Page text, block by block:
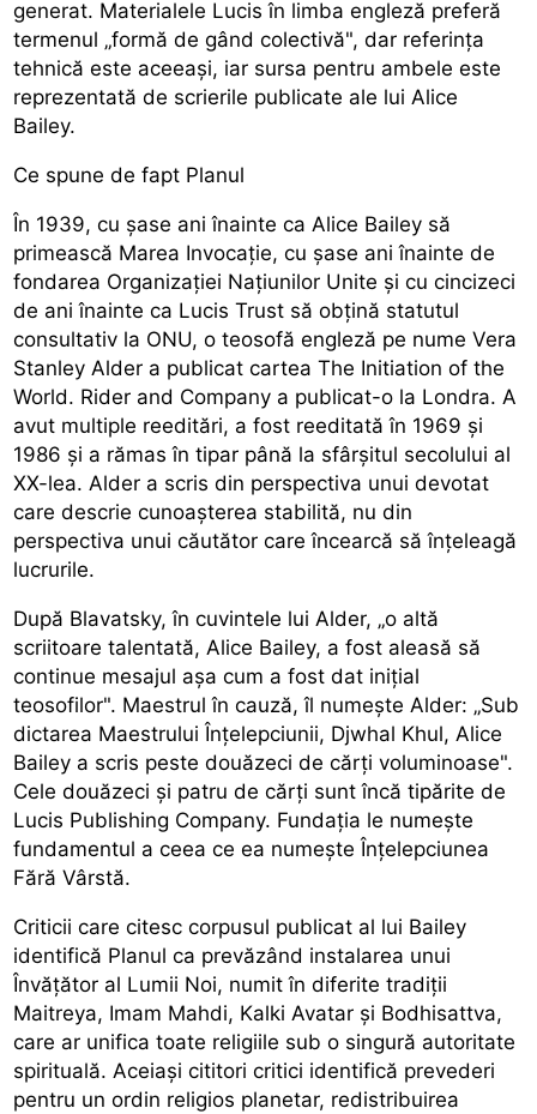
generat. Materialele Lucis în limba engleză preferă
termenul „formă de gând colectivă", dar referința
tehnică este aceeași, iar sursa pentru ambele este
reprezentată de scrierile publicate ale lui Alice
Bailey.
Ce spune de fapt Planul
În 1939, cu șase ani înainte ca Alice Bailey să
primească Marea Invocație, cu șase ani înainte de
fondarea Organizației Națiunilor Unite și cu cincizeci
de ani înainte ca Lucis Trust să obțină statutul
consultativ la ONU, o teosofă engleză pe nume Vera
Stanley Alder a publicat cartea The Initiation of the
World. Rider and Company a publicat-o la Londra. A
avut multiple reeditări, a fost reeditată în 1969 și
1986 și a rămas în tipar până la sfârșitul secolului al
XX-lea. Alder a scris din perspectiva unui devotat
care descrie cunoașterea stabilită, nu din
perspectiva unui căutător care încearcă să înțeleagă
lucrurile.
După Blavatsky, în cuvintele lui Alder, „o altă
scriitoare talentată, Alice Bailey, a fost aleasă să
continue mesajul așa cum a fost dat inițial
teosofilor". Maestrul în cauză, îl numește Alder: „Sub
dictarea Maestrului Înțelepciunii, Djwhal Khul, Alice
Bailey a scris peste douăzeci de cărți voluminoase".
Cele douăzeci și patru de cărți sunt încă tipărite de
Lucis Publishing Company. Fundația le numește
fundamentul a ceea ce ea numește Înțelepciunea
Fără Vârstă.
Criticii care citesc corpusul publicat al lui Bailey
identifică Planul ca prevăzând instalarea unui
Învățător al Lumii Noi, numit în diferite tradiții
Maitreya, Imam Mahdi, Kalki Avatar și Bodhisattva,
care ar unifica toate religiile sub o singură autoritate
spirituală. Aceiași cititori critici identifică prevederi
pentru un ordin religios planetar, redistribuirea